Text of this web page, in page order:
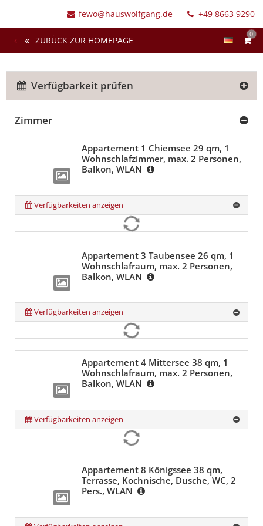
fewo@hauswolfgang.de +49 8663 9290
0
ZURÜCK ZUR HOMEPAGE
Verfügbarkeit prüfen
Zimmer
Appartement 1 Chiemsee 29 qm, 1
Wohnschlafzimmer, max. 2 Personen,
Balkon, WLAN
Verfügbarkeiten anzeigen
Appartement 3 Taubensee 26 qm, 1
Wohnschlafraum, max. 2 Personen,
Balkon, WLAN
Verfügbarkeiten anzeigen
Appartement 4 Mittersee 38 qm, 1
Wohnschlafraum, max. 2 Personen,
Balkon, WLAN
Verfügbarkeiten anzeigen
Appartement 8 Königssee 38 qm,
Terrasse, Kochnische, Dusche, WC, 2
Pers., WLAN